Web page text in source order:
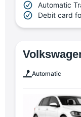
Automatic
Debit card
Automatic